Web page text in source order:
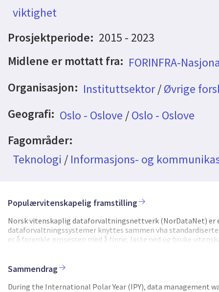
viktighet
Prosjektperiode: 2015 - 2023
Midlene er mottatt fra: FORINFRA-
Organisasjon: Instituttsektor/Øvrige
Geografi: Oslo - Oslove /Oslo - Oslove
Fagområder:
Teknologi / Informasjons- og
Populærvitenskapelig framstilling
Norsk vitenskaplig dataforvaltningsnettverk (NorDataNet)
dataforvaltningssystemer knyttes sammen vha
er å forenkle prosessen med å finne, laste ned og bruke
Viktige kunnskapsområder for NorDataNet omfatter
Sammendrag
During the International Polar Year (IPY), data management